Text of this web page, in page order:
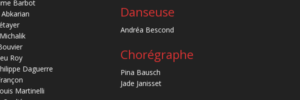
Barbot
Roy
Daguerre
Martinelli
Danseuse
Andréa Bescond
Chorégraphe
Pina Bausch
Jade Janisset